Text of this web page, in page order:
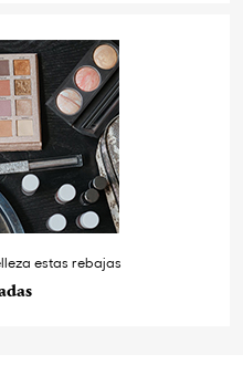
estas rebajas